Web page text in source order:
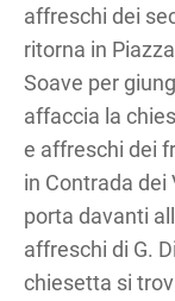
affreschi dei
ritorna in
Soave per
affaccia la
e affreschi dei
in Contrada dei
porta davanti
affreschi di G.
chiesetta si